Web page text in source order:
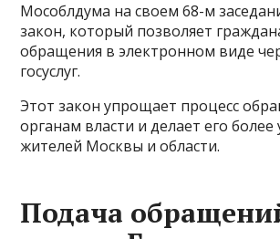
Мособлдума на своем 68-м
закон, который позволяет
обращения в электронном виде
госуслуг.
Этот закон упрощает процесс
органам власти и делает его
жителей Москвы и области.
Подача